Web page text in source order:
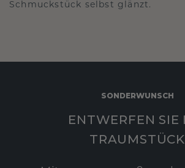
Schmuckstück selbst glänzt.
SONDERWUNSCH
ENTWERFEN SIE
TRAUMSTÜCK